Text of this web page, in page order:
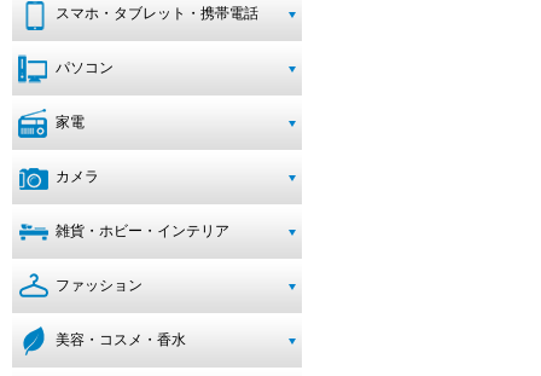
スマホ・タブレット・携帯電話
パソコン
家電
カメラ
雑貨・ホビー・インテリア
ファッション
美容・コスメ・香水